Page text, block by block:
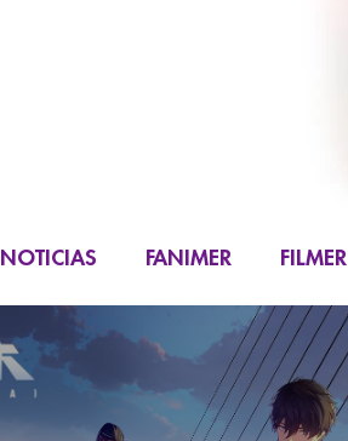
NOTICIAS FANIMER FILMER
FIGURAS K-CONTENT